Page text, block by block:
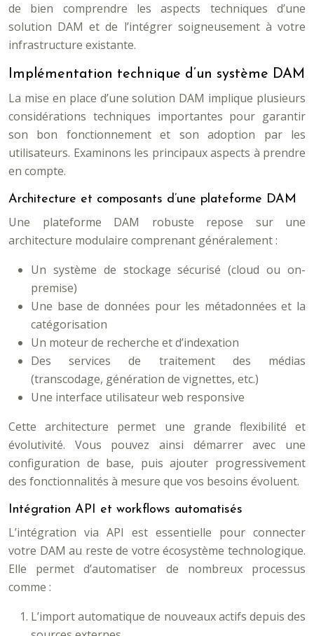
de bien comprendre les aspects techniques d’une
solution DAM et de l’intégrer soigneusement à votre
infrastructure existante.
Implémentation technique d’un système DAM
La mise en place d’une solution DAM implique plusieurs
considérations techniques importantes pour garantir
son bon fonctionnement et son adoption par les
utilisateurs. Examinons les principaux aspects à prendre
en compte.
Architecture et composants d’une plateforme DAM
Une plateforme DAM robuste repose sur une
architecture modulaire comprenant généralement :
Un système de stockage sécurisé (cloud ou on-
premise)
Une base de données pour les métadonnées et la
catégorisation
Un moteur de recherche et d’indexation
Des services de traitement des médias
(transcodage, génération de vignettes, etc.)
Une interface utilisateur web responsive
Cette architecture permet une grande flexibilité et
évolutivité. Vous pouvez ainsi démarrer avec une
configuration de base, puis ajouter progressivement
des fonctionnalités à mesure que vos besoins évoluent.
Intégration API et workflows automatisés
L’intégration via API est essentielle pour connecter
votre DAM au reste de votre écosystème technologique.
Elle permet d’automatiser de nombreux processus
comme :
L’import automatique de nouveaux actifs depuis des